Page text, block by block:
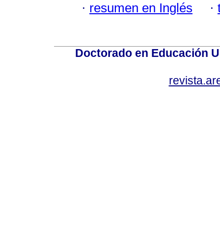
· resumen en Inglés ·
Doctorado en Educación